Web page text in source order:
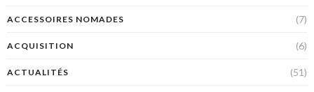
ACCESSOIRES NOMADES (7)
ACQUISITION (6)
ACTUALITÉS (51)